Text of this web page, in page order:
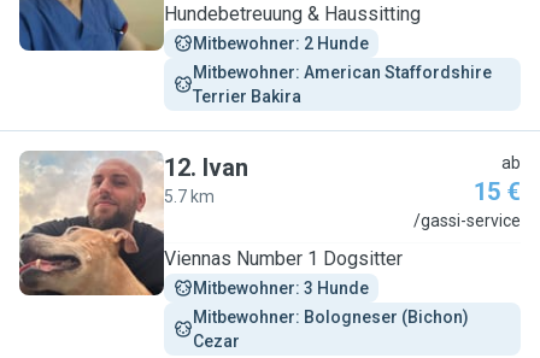
Hundebetreuung & Haussitting
Mitbewohner: 2 Hunde
Mitbewohner: American Staffordshire
Terrier Bakira
I
12. Ivan
5.7 km
ab
15 €
/gassi-service
Viennas Number 1 Dogsitter
Mitbewohner: 3 Hunde
Mitbewohner: Bologneser (Bichon)
Cezar